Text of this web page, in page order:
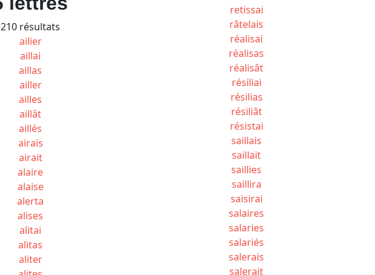
retissai
râtelais
réalisai
réalisas
réalisât
résiliai
résilias
résiliât
résistai
saillais
saillait
saillies
saillira
saisirai
salaires
salaries
salariés
salerais
salerait
210 résultats
ailier
aillai
aillas
ailler
ailles
aillât
aillés
airais
airait
alaire
alaise
alerta
alises
alitai
alitas
aliter